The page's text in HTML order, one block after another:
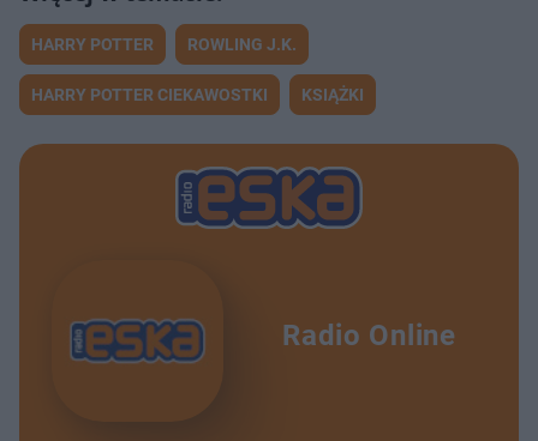
HARRY POTTER ROWLING J.K.
HARRY POTTER CIEKAWOSTKI KSIĄŻKI
Radio Online